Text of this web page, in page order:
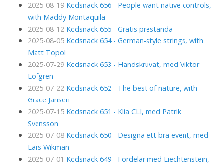
2025-08-19 Kodsnack 656 - People want native controls,
with Maddy Montaquila
2025-08-12 Kodsnack 655 - Gratis prestanda
2025-08-05 Kodsnack 654 - German-style strings, with
Matt Topol
2025-07-29 Kodsnack 653 - Handskruvat, med Viktor
Löfgren
2025-07-22 Kodsnack 652 - The best of nature, with
Grace Jansen
2025-07-15 Kodsnack 651 - Klia CLI, med Patrik
Svensson
2025-07-08 Kodsnack 650 - Designa ett bra event, med
Lars Wikman
2025-07-01 Kodsnack 649 - Fördelar med Liechtenstein,